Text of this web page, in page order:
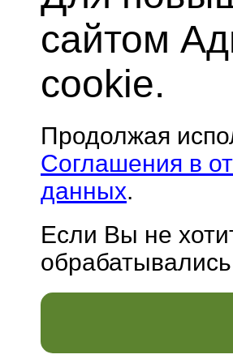
сайтом
cookie.
Продолжая
Соглашения в
данных.
Если Вы не